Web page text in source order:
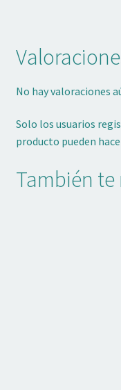
No hay valoraciones
Solo los usuarios
producto pueden
También